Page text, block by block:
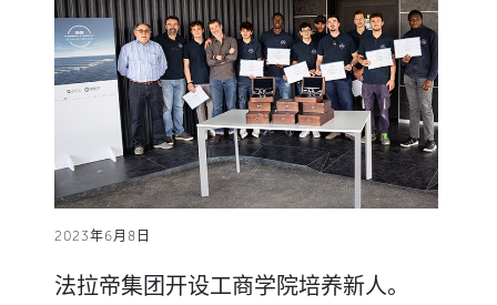
2023年6月8日
法拉帝集团开设工商学院培养新人。